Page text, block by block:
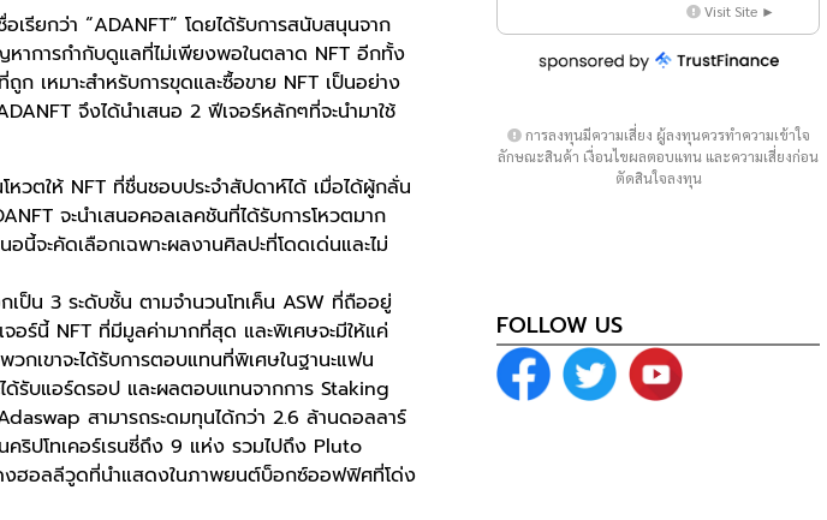
รียกว่า “ADANFT” โดยได้รับการสนับสนุนจาก
าการกำกับดูแลที่ไม่เพียงพอในตลาด NFT อีกทั้ง
เหมาะสำหรับการขุดและซื้อขาย NFT เป็นอย่าง
จึงได้นำเสนอ 2 ฟีเจอร์หลักๆที่จะนำมาใช้
หวตให้ NFT ที่ชื่นชอบประจำสัปดาห์ได้ เมื่อได้ผู้กลั่น
จะนำเสนอคอลเลคชันที่ได้รับการโหวตมาก
จะคัดเลือกเฉพาะผลงานศิลปะที่โดดเด่นและไม่
เป็น 3 ระดับชั้น ตามจำนวนโทเค็น ASW ที่ถืออยู่
อร์นี้ NFT ที่มีมูลค่ามากที่สุด และพิเศษจะมีให้แค่
กเขาจะได้รับการตอบแทนที่พิเศษในฐานะแฟน
รับแอร์ดรอป และผลตอบแทนจากการ Staking
สามารถระดมทุนได้กว่า 2.6 ล้านดอลลาร์
ริปโทเคอร์เรนซี่ถึง 9 แห่ง รวมไปถึง Pluto
ฮอลลีวูดที่นำแสดงในภาพยนต์บ็อกซ์ออฟฟิศที่โด่ง
Visit Site ►
การลงทุนมีความเสี่ยง ผู้ลงทุนควรทำความเข้าใจ
ลักษณะสินค้า เงื่อนไขผลตอบแทน และความเสี่ยงก่อน
ตัดสินใจลงทุน
FOLLOW US